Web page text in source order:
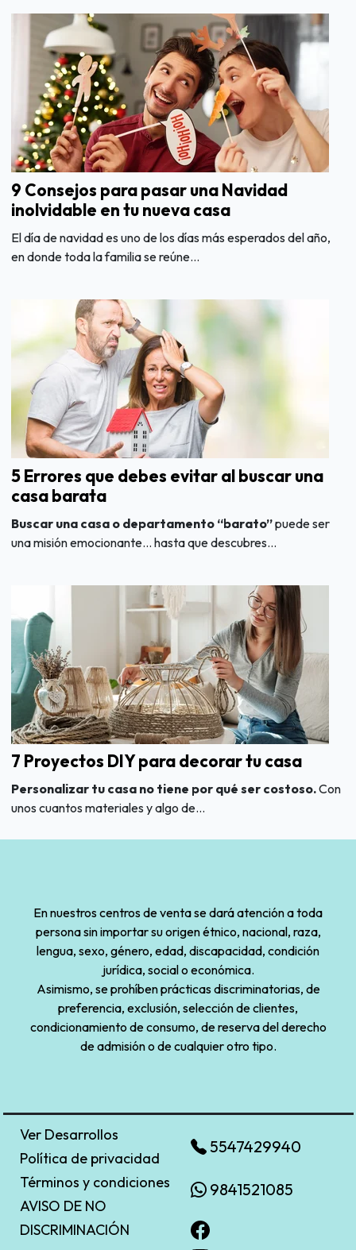
9 Consejos para pasar una Navidad
inolvidable en tu nueva casa
El día de navidad es uno de los días más esperados del año,
en donde toda la familia se reúne...
5 Errores que debes evitar al buscar una
casa barata
Buscar una casa o departamento “barato”puede ser
una misión emocionante… hasta que descubres...
7 Proyectos DIY para decorar tu casa
Personalizar tu casa no tiene por qué ser costoso.Con
unos cuantos materiales y algo de...
En nuestros centros de venta se dará atención a toda
persona sin importar su origen étnico, nacional, raza,
lengua, sexo, género, edad, discapacidad, condición
jurídica, social o económica.
Asimismo, se prohíben prácticas discriminatorias, de
preferencia, exclusión, selección de clientes,
condicionamiento de consumo, de reserva del derecho
de admisión o de cualquier otro tipo.
Ver Desarrollos
Política de privacidad
Términos y condiciones
AVISO DE NO
DISCRIMINACIÓN
5547429940
9841521085